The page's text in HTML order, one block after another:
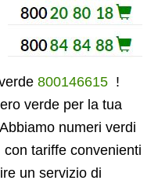
800146615 !
verde per la tua
numeri verdi
tariffe convenienti
un servizio di